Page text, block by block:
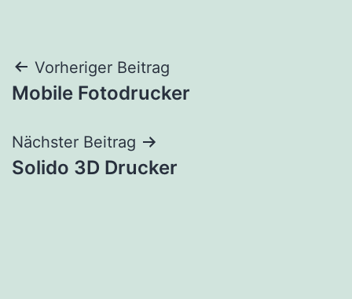
Beitragsnavigation
Vorheriger Beitrag
Mobile Fotodrucker
Nächster Beitrag
Solido 3D Drucker